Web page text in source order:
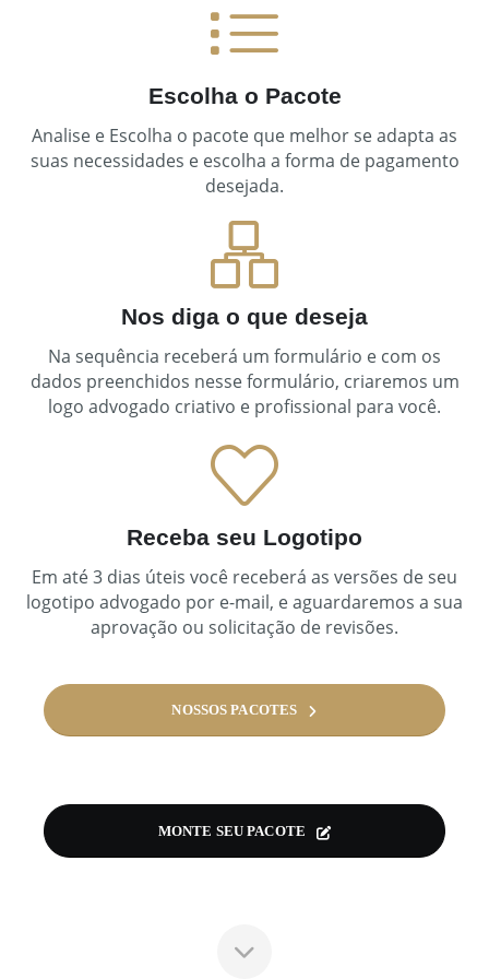
Escolha o Pacote
Analise e Escolha o pacote que melhor se adapta as
suas necessidades e escolha a forma de pagamento
desejada.
Nos diga o que deseja
Na sequência receberá um formulário e com os
dados preenchidos nesse formulário, criaremos um
logo advogado criativo e profissional para você.
Receba seu Logotipo
Em até 3 dias úteis você receberá as versões de seu
logotipo advogado por e-mail, e aguardaremos a sua
aprovação ou solicitação de revisões.
NOSSOS PACOTES
MONTE SEU PACOTE